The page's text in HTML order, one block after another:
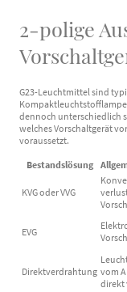
2-polige
G23-Leuchtmittel sind
dennoch unterschiedlich
welches Vorschaltgerät
voraussetzt.
Bestandslösung
KVG oder VVG
EVG
Direktverdrahtung vom
direkt